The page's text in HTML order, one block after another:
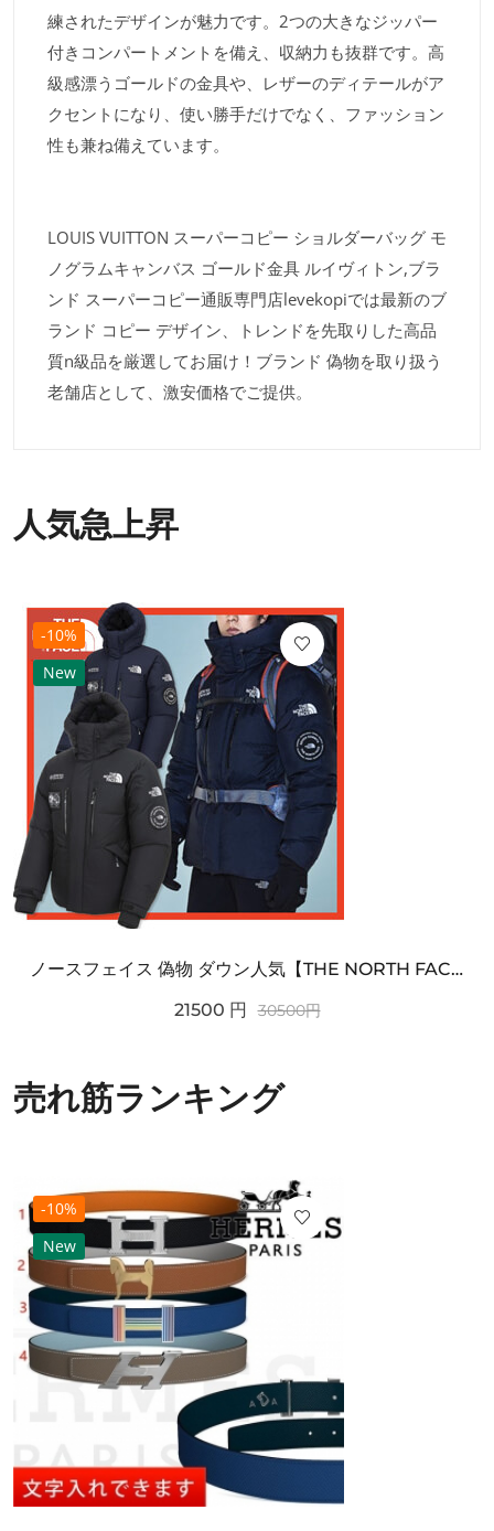
練されたデザインが魅力です。2つの大きなジッパー
付きコンパートメントを備え、収納力も抜群です。高
級感漂うゴールドの金具や、レザーのディテールがア
クセントになり、使い勝手だけでなく、ファッション
性も兼ね備えています。
LOUIS VUITTON スーパーコピー ショルダーバッグ モ
ノグラムキャンバス ゴールド金具 ルイヴィトン,ブラ
ンド スーパーコピー通販専門店levekopiでは最新のブ
ランド コピー デザイン、トレンドを先取りした高品
質n級品を厳選してお届け！ブランド 偽物を取り扱う
老舗店として、激安価格でご提供。
人気急上昇
-10%
New
ノースフェイス 偽物 ダウン人気【THE NORTH FACE】M'S 7 SUMMIT HIM...
21500 円 30500円
売れ筋ランキング
-10%
New